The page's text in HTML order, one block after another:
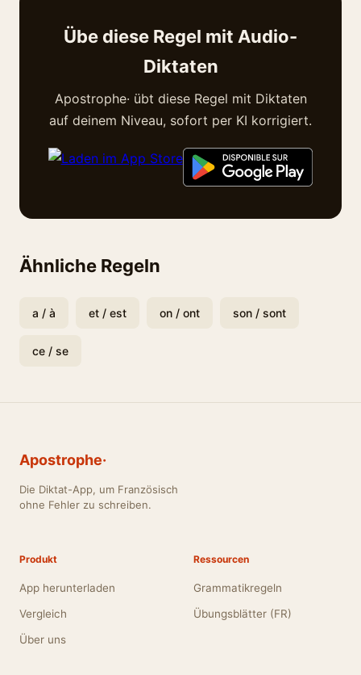
Übe diese Regel mit Audio-
Diktaten
Apostrophe· übt diese Regel mit Diktaten
auf deinem Niveau, sofort per KI korrigiert.
Ähnliche Regeln
a / à et / est on / ont son / sont
ce / se
Apostrophe·
Die Diktat-App, um Französisch
ohne Fehler zu schreiben.
Produkt
App herunterladen
Vergleich
Über uns
Ressourcen
Grammatikregeln
Übungsblätter (FR)